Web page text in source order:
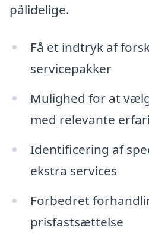
pålidelige.
Få et indtryk af
servicepakker
Mulighed for at
med relevante
Identificering af
ekstra services
Forbedret
prisfastsættelse